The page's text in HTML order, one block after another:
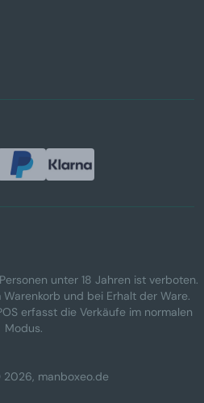
unter 18 Jahren ist verboten.
und bei Erhalt der Ware.
erfasst die Verkäufe im normalen
Modus.
manboxeo.de